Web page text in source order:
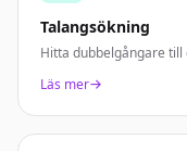
Talangsökning
Hitta dubbelgångare
Läs mer